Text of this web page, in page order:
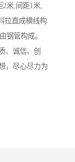
米,间距1米,
拉直成横线构
钢管构成。
、诚信、创
，尽心尽力为